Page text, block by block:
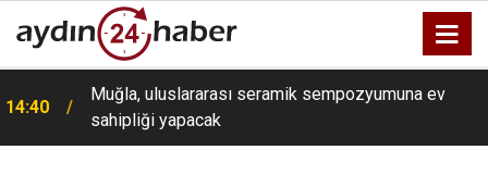
14:40
Muğla, uluslararası seramik sempozyumuna ev
sahipliği yapacak